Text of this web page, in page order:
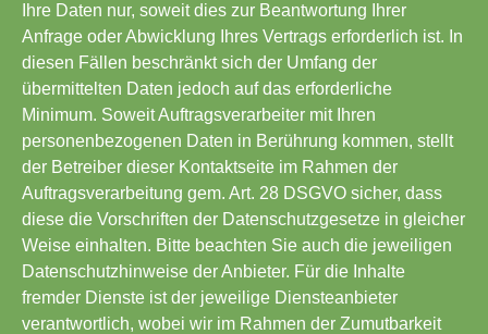
Ihre Daten nur, soweit dies zur Beantwortung Ihrer
Anfrage oder Abwicklung Ihres Vertrags erforderlich ist. In
diesen Fällen beschränkt sich der Umfang der
übermittelten Daten jedoch auf das erforderliche
Minimum. Soweit Auftragsverarbeiter mit Ihren
personenbezogenen Daten in Berührung kommen, stellt
der Betreiber dieser Kontaktseite im Rahmen der
Auftragsverarbeitung gem. Art. 28 DSGVO sicher, dass
diese die Vorschriften der Datenschutzgesetze in gleicher
Weise einhalten. Bitte beachten Sie auch die jeweiligen
Datenschutzhinweise der Anbieter. Für die Inhalte
fremder Dienste ist der jeweilige Diensteanbieter
verantwortlich, wobei wir im Rahmen der Zumutbarkeit